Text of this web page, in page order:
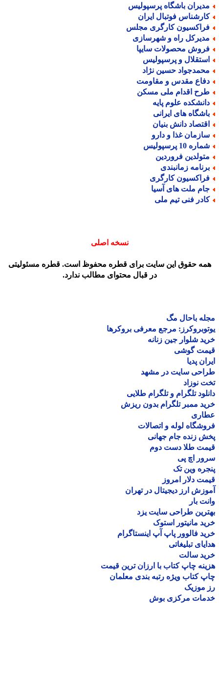
باشگاه پرسپولیس
فوتبال ایران
کارگری مجلس
راه و شهرسازی
محصولات سایپا
و پرسپولیس
حسین نژاد
مقدس و مقاومت
اقدام ملی مسکن
علوم پایه
های ایرانی
دانش بنیان
غذا و دارو
10 پرسپولیس
فروردین
زمانبندی
کارگری
ملت های آسیا
فنی تیم ملی
نسخه اصلی
حقوق این سایت برای قطره محفوظ است. قطره مسئولیتی
در قبال محتوای مطالب ندارد.
باحال مگ
مرجع معرفی بروکرها
شلوار جین زنانه
گوشی
پدیا
سایت در مشهد
نوزاد
تلگرام و تلگرام طلایی
ممبر تلگرام بدون ریزش
لوله و اتصالات
زنده جام جهانی
طلا دست دوم
اچ پی
وین تک
دلار امروز
ارز دیجیتال در تهران
بار
طراحی سایت یزد
مانیتور استوک
فالوور پاپ آپ اینستاگرام
تبلیغاتی
سالت
چاپ کتاب با ارزان ترین قیمت
کتاب ویژه رتبه بندی معلمان
موزیک
مرکزی بوش